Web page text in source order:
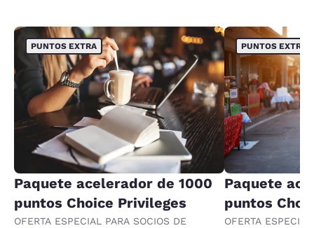
PUNTOS EXTRA
Paquete acelerador de 1000
puntos Choice Privileges
OFERTA ESPECIAL PARA SOCIOS DE
PUNTOS EXTRA
Paquete
puntos
OFERTA